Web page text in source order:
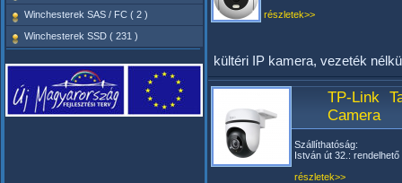
Winchesterek SAS / FC ( 2 )
Winchesterek SSD ( 231 )
részletek>>
kültéri IP kamera, vezeték
TP-Link
Camera
Szállíthatóság:
István út 32.: rendelhető
részletek>>